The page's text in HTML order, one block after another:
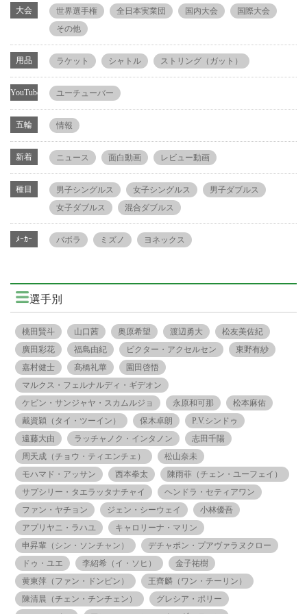
大会 世界選手権 全日本実業団 国内大会
国際大会
その他
用品 ラケット シャトル ストリング（ガット）
YouTube ユーチューバー
五輪 情報
新着 ニュース 面白動画 レビュー動画
種目 男子シングルス 女子シングルス
男子ダブルス
女子ダブルス
混合ダブルス
ﾒｰｶｰ バボラ ミズノ ヨネックス
選手別
桃田賢斗 山口茜 奥原希望 渡辺勇大
松友美佐紀
廣田彩花
福島由紀 ビクター・アクセルセン
東野有紗
嘉村健士
髙橋礼華
園田啓悟
マルクス・フェルナルディ・ギデオン
ケビン・サンジャヤ・スカムルジョ
永原和可那
松本麻佑
戴資穎（タイ・ツーイン）
保木卓朗
P.V.シンドゥ
遠藤大由
ラッチャノク・インタノン
志田千陽
周天成（チョウ・ティエンチェ）
松山奈未
モハマド・アッサン
西本拳太
陳雨菲（チェン・ユーフェイ）
サプシリー・タエラッタナチャイ
ヘンドラ・セティアワン
ファン・ヤチョン
ジェン・シーウェイ
小林優吾
アプリヤニ・ラハユ
キャロリーナ・マリン
申昇輩（シン・ソンチャン）
デチャポン・プアヴァラヌクロー
ドゥ・ユエ
李紹希（イ・ソヒ）
金子祐樹
黄東萍（ファン・ドンピン）
王齊麟（ワン・チーリン）
陳清晨（チェン・チンチェン）
グレシア・ポリー